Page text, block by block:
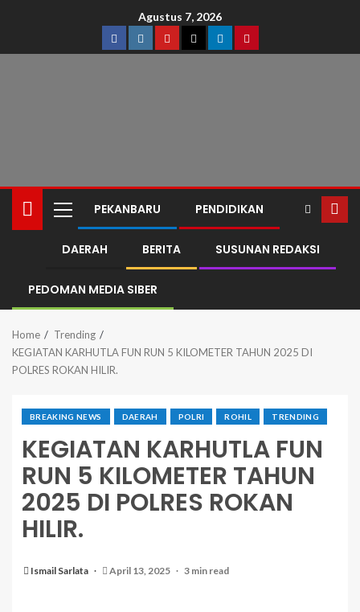
Agustus 7, 2026
PEKANBARU PENDIDIKAN
DAERAH BERITA SUSUNAN REDAKSI
PEDOMAN MEDIA SIBER
Home
Trending
KEGIATAN KARHUTLA FUN RUN 5 KILOMETER TAHUN 2025 DI
POLRES ROKAN HILIR.
BREAKING NEWS DAERAH POLRI ROHIL TRENDING
KEGIATAN KARHUTLA FUN
RUN 5 KILOMETER TAHUN
2025 DI POLRES ROKAN
HILIR.
Ismail Sarlata April 13, 2025 3 min read